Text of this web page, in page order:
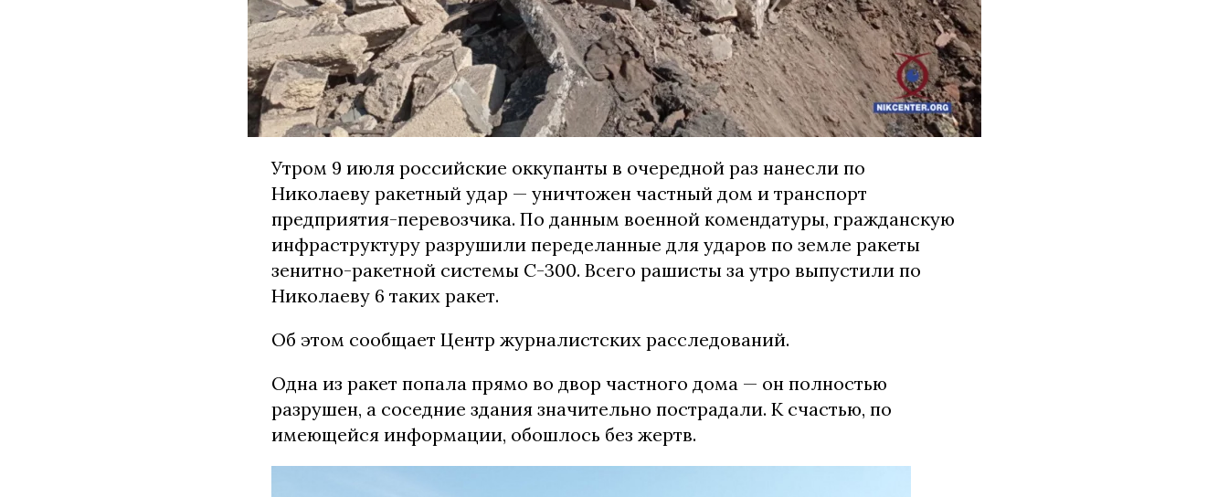
Утром 9 июля российские оккупанты в очередной раз нанесли по
Николаеву ракетный удар — уничтожен частный дом и транспорт
предприятия-перевозчика. По данным военной комендатуры, гражданскую
инфраструктуру разрушили переделанные для ударов по земле ракеты
зенитно-ракетной системы С-300. Всего рашисты за утро выпустили по
Николаеву 6 таких ракет.
Об этом сообщает Центр журналистских расследований.
Одна из ракет попала прямо во двор частного дома — он полностью
разрушен, а соседние здания значительно пострадали. К счастью, по
имеющейся информации, обошлось без жертв.